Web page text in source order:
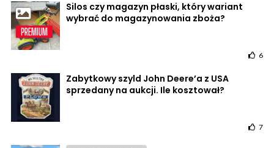
Silos czy magazyn płaski, który wariant
wybrać do magazynowania zboża?
6
Zabytkowy szyld John Deere’a z USA
sprzedany na aukcji. Ile kosztował?
7